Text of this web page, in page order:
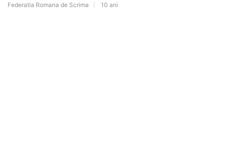
Federatia Romana de Scrima 10 ani